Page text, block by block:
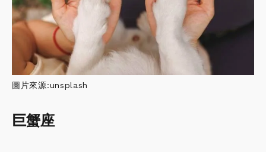
圖片來源:unsplash
巨蟹座